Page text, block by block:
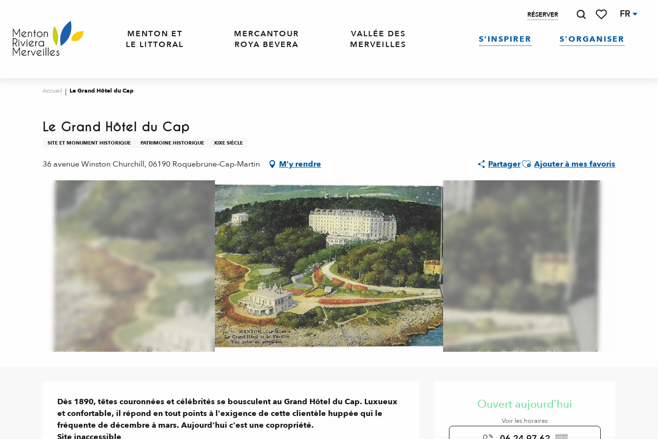
contenu
principal
RÉSERVER FR
MENTON ET
LE LITTORAL
MERCANTOUR
ROYA BEVERA
VALLÉE DES
MERVEILLES
S'INSPIRER S'ORGANISER
Accueil Le Grand Hôtel du Cap
Le Grand Hôtel du Cap
SITE ET MONUMENT HISTORIQUE PATRIMOINE HISTORIQUE XIXE SIÈCLE
36 avenue Winston Churchill, 06190 Roquebrune-Cap-Martin M'y rendre PartagerAjouter aux favoris
Ajouter à mes favoris
Ouvert aujourd'hui
Voir les horaires
Dès 1890, têtes couronnées et célébrités se bousculent au Grand Hôtel du Cap. Luxueux
et confortable, il répond en tout points à l'exigence de cette clientèle huppée qui le
fréquente de décembre à mars. Aujourd'hui c'est une copropriété.